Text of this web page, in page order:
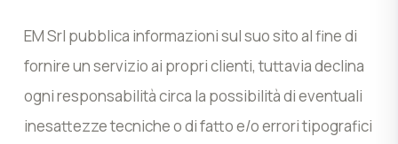
EM Srl pubblica informazioni sul suo sito al fine di
fornire un servizio ai propri clienti, tuttavia declina
ogni responsabilità circa la possibilità di eventuali
inesattezze tecniche o di fatto e/o errori tipografici